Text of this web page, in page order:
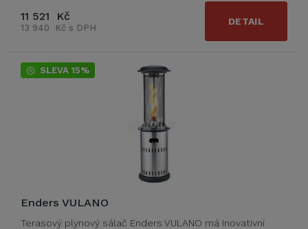
11 521 Kč
13 940 Kč s DPH
DETAIL
SLEVA 15%
Enders VULANO
Terasový plynový sálač Enders VULANO má inovativní